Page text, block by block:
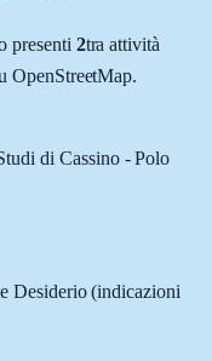
presenti 2tra attività
OpenStreetMap.
di Cassino - Polo
Desiderio(indicazioni